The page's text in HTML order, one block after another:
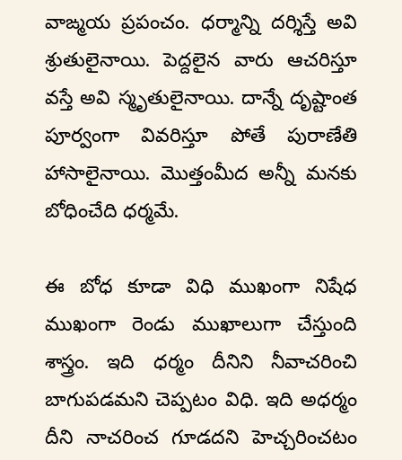
వాఙ్మయ ప్రపంచం. ధర్మాన్ని దర్శిస్తే అవి
శ్రుతులైనాయి. పెద్దలైన వారు ఆచరిస్తూ
వస్తే అవి స్మృతులైనాయి. దాన్నే దృష్టాంత
పూర్వంగా వివరిస్తూ పోతే పురాణేతి
హాసాలైనాయి. మొత్తంమీద అన్నీ మనకు
బోధించేది ధర్మమే.
ఈ బోధ కూడా విధి ముఖంగా నిషేధ
ముఖంగా రెండు ముఖాలుగా చేస్తుంది
శాస్త్రం. ఇది ధర్మం దీనిని నీవాచరించి
బాగుపడమని చెప్పటం విధి. ఇది అధర్మం
దీని నాచరించ గూడదని హెచ్చరించటం